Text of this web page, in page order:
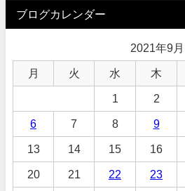
ブログカレンダー
2021年9月
月 火 水 木
1 2
6 7 8 9
13 14 15 16
20 21 22 23